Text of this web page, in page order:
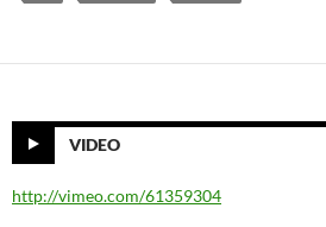
VIDEO
http://vimeo.com/61359304